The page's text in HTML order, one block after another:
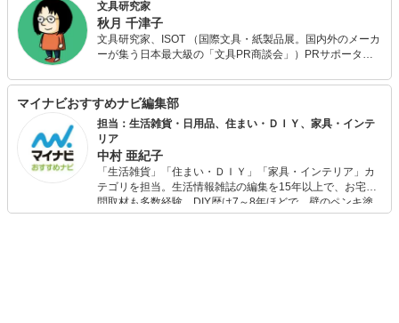
文具研究家
秋月 千津子
文具研究家、ISOT （国際文具・紙製品展。国内外のメーカ
ーが集う日本最大級の「文具PR商談会」）PRサポータ
まなメディアで発信中。 得意ジャンルはノートなどの紙
類、ボールペン。 オフィスや文房具屋に必ず置いてあるよ
うな定番文具を好む。 推しメーカーは三菱鉛筆、リヒトラ
ブ、クルーシャル。
マイナビおすすめナビ編集部
担当：生活雑貨・日用品、住まい・ＤＩＹ、家具・インテ
リア
中村 亜紀子
「生活雑貨」「住まい・ＤＩＹ」「家具・インテリア」カ
テゴリを担当。生活情報雑誌の編集を15年以上で、お宅訪
問取材も多数経験。DIY歴は7～8年ほどで、壁のペンキ塗
りや壁紙チェンジなどもチャレンジ済み。初心者でもモノ